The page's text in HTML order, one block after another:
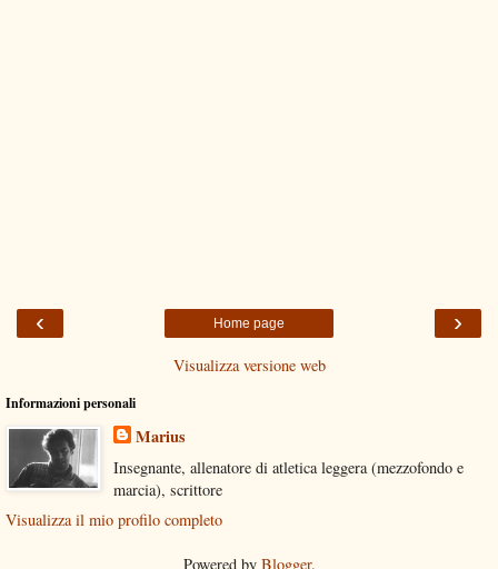
‹ ›
Home page
Visualizza versione web
Informazioni personali
Marius
Insegnante, allenatore di atletica leggera (mezzofondo e
marcia), scrittore
Visualizza il mio profilo completo
Powered by Blogger.